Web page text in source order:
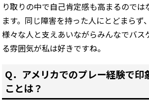
り取りの中で自己肯定感も高まるのでは
ます。同じ障害を持った人にとどまらず
様々な人と支えあいながらみんなでバス
る雰囲気が私は好きですね。
Q．アメリカでのプレー経験で印
ことは？